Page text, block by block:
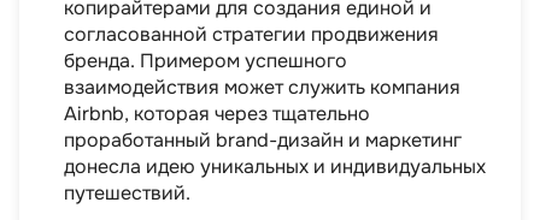
копирайтерами для создания единой и
согласованной стратегии продвижения
бренда. Примером успешного
взаимодействия может служить компания
Airbnb, которая через тщательно
проработанный brand-дизайн и маркетинг
донесла идею уникальных и индивидуальных
путешествий.